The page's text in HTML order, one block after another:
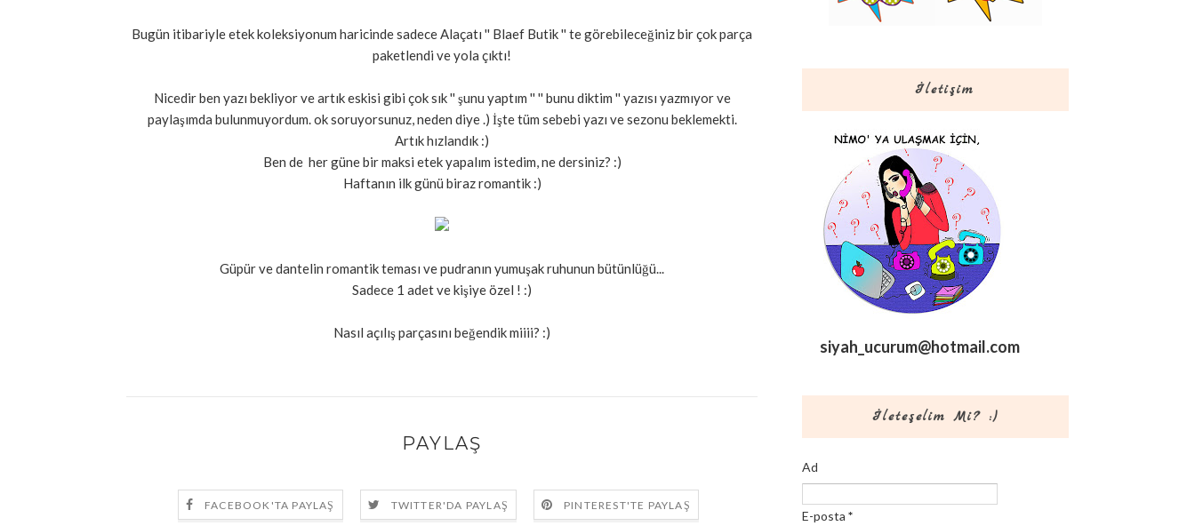
Bugün itibariyle etek koleksiyonum haricinde sadece Alaçatı '' Blaef Butik '' te görebileceğiniz bir çok parça
paketlendi ve yola çıktı!
Nicedir ben yazı bekliyor ve artık eskisi gibi çok sık '' şunu yaptım '' '' bunu diktim '' yazısı yazmıyor ve
paylaşımda bulunmuyordum. ok soruyorsunuz, neden diye .) İşte tüm sebebi yazı ve sezonu beklemekti.
Artık hızlandık :)
Ben de her güne bir maksi etek yapalım istedim, ne dersiniz? :)
Haftanın ilk günü biraz romantik :)
Güpür ve dantelin romantik teması ve pudranın yumuşak ruhunun bütünlüğü...
Sadece 1 adet ve kişiye özel ! :)
Nasıl açılış parçasını beğendik miiii? :)
PAYLAŞ
FACEBOOK'TA PAYLAŞ TWITTER'DA PAYLAŞ PINTEREST'TE PAYLAŞ
İletişim
siyah_ucurum@hotmail.com
İleteşelim Mi? :)
Ad
E-posta *